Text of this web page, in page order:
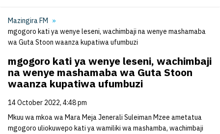
Mazingira FM
mgogoro kati ya wenye leseni, wachimbaji na wenye mashamaba
wa Guta Stoon waanza kupatiwa ufumbuzi
mgogoro kati ya wenye leseni, wachimbaji
na wenye mashamaba wa Guta Stoon
waanza kupatiwa ufumbuzi
14 October 2022, 4:48 pm
Mkuu wa mkoa wa Mara Meja Jenerali Suleiman Mzee ametatua
mgogoro uliokuwepo kati ya wamiliki wa mashamba, wachimbaji